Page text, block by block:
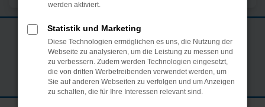
Tel: +49 6872 91400
Team Anfahrt Kontakt
werden aktiviert.
Statistik und Marketing
Diese Technologien ermöglichen es uns, die Nutzung der
Webseite zu analysieren, um die Leistung zu messen und
zu verbessern. Zudem werden Technologien eingesetzt,
die von dritten Werbetreibenden verwendet werden, um
Sie auf anderen Webseiten zu verfolgen und um Anzeigen
zu schalten, die für Ihre Interessen relevant sind.